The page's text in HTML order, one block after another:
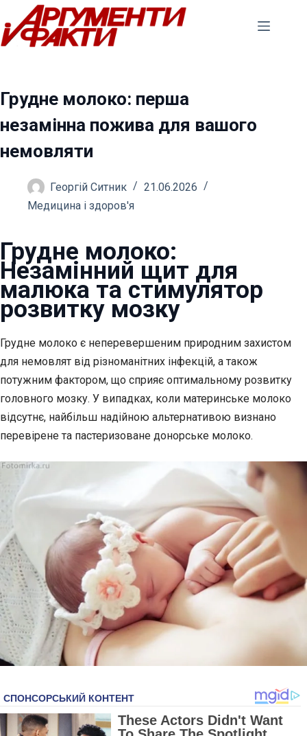
Перейти
до
вмісту
Грудне молоко: перша
незамінна пожива для вашого
немовляти
Георгій Ситник
21.06.2026
Медицина і здоров'я
Грудне молоко:
Незамінний щит для
малюка та стимулятор
розвитку мозку
Грудне молоко є неперевершеним природним захистом
для немовлят від різноманітних інфекцій, а також
потужним фактором, що сприяє оптимальному розвитку
головного мозку. У випадках, коли материнське молоко
відсутнє, найбільш надійною альтернативою визнано
перевірене та пастеризоване донорське молоко.